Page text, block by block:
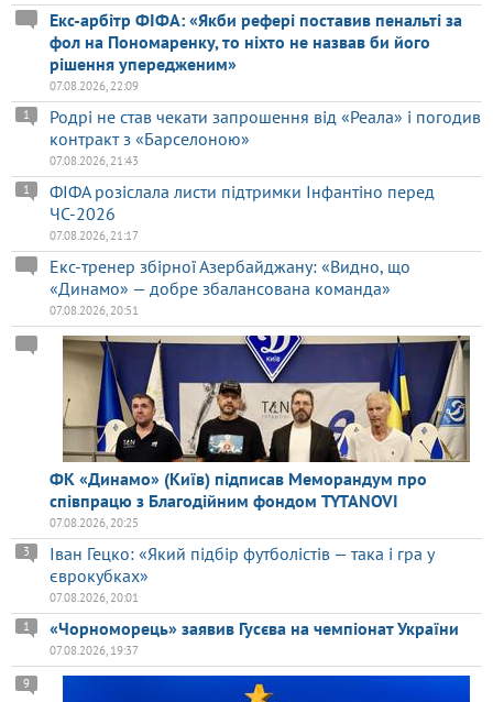
Екс-арбітр ФІФА: «Якби рефері поставив пенальті за
фол на Пономаренку, то ніхто не назвав би його
рішення упередженим»
07.08.2026, 22:09
Родрі не став чекати запрошення від «Реала» і погодив
контракт з «Барселоною»
1
07.08.2026, 21:43
ФІФА розіслала листи підтримки Інфантіно перед
ЧС-2026
1
07.08.2026, 21:17
Екс-тренер збірної Азербайджану: «Видно, що
«Динамо» — добре збалансована команда»
07.08.2026, 20:51
ФК «Динамо» (Київ) підписав Меморандум про
співпрацю з Благодійним фондом TYTANOVI
07.08.2026, 20:25
Іван Гецко: «Який підбір футболістів — така і гра у
єврокубках»
3
07.08.2026, 20:01
«Чорноморець» заявив Гусєва на чемпіонат України
1
07.08.2026, 19:37
9